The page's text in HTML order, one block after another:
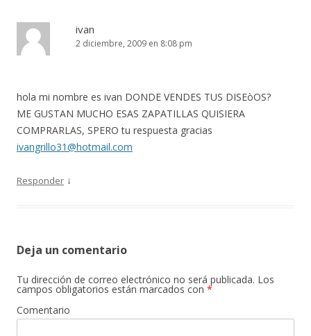
ivan
2 diciembre, 2009 en 8:08 pm
hola mi nombre es ivan DONDE VENDES TUS DISEòOS?
ME GUSTAN MUCHO ESAS ZAPATILLAS QUISIERA
COMPRARLAS, SPERO tu respuesta gracias
ivangrillo31@hotmail.com
Responder ↓
Deja un comentario
Tu dirección de correo electrónico no será publicada. Los
campos obligatorios están marcados con *
Comentario